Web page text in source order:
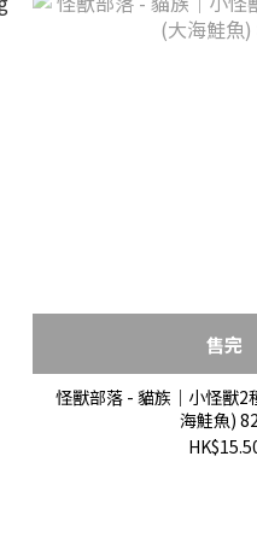
售完
怪獸部落 - 貓族｜小怪獸2
海鮭魚)